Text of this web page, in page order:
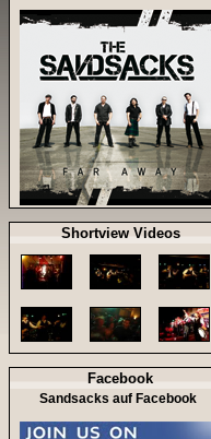
Shortview Videos
Facebook
Sandsacks auf Facebook